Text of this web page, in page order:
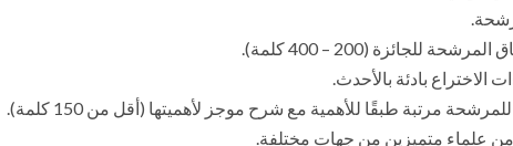
للجائزة (200 – 400 كلمة).
الاختراع بادئة بالأحدث.